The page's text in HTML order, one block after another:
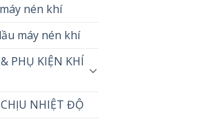
nén khí
máy nén khí
PHỤ KIỆN KHÍ
NHIỆT ĐỘ